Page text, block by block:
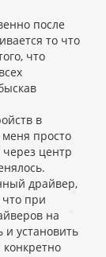
после
то что
что
в
просто
через центр
драйвер,
при
на
и установить